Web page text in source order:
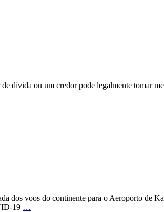
dívida ou um credor pode legalmente tomar
dos voos do continente para o Aeroporto de
19 …